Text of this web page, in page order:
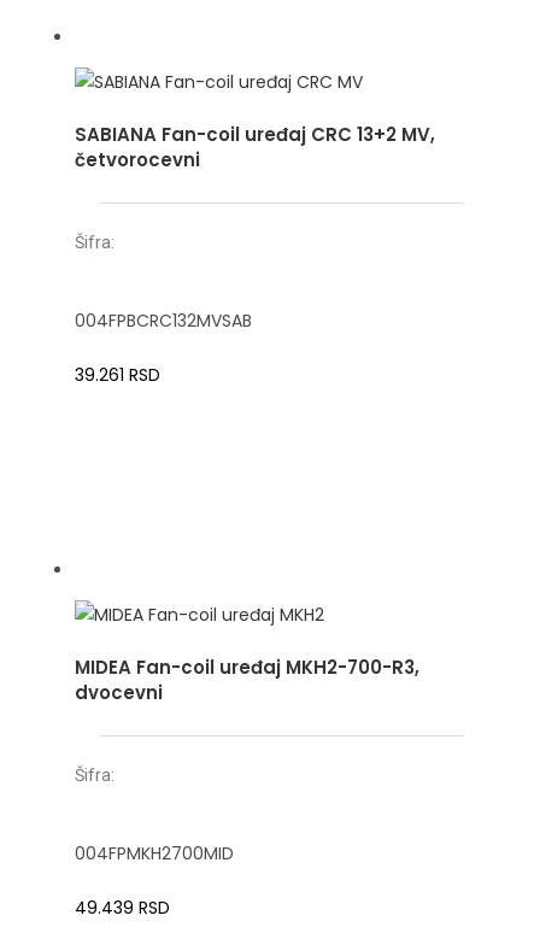
SABIANA Fan-coil uređaj CRC 13+2 MV,
četvorocevni
Šifra:
004FPBCRC132MVSAB
39.261RSD
MIDEA Fan-coil uređaj MKH2-700-R3,
dvocevni
Šifra:
004FPMKH2700MID
49.439RSD